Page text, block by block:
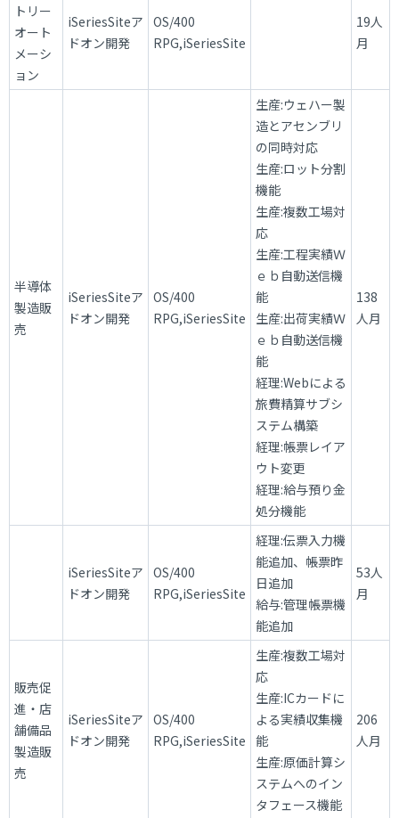
トリー
オート
メーシ
ョン
iSeriesSiteア
ドオン開発
OS/400
RPG,iSeriesSite
19人
月
半導体
製造販
売
iSeriesSiteア
ドオン開発
OS/400
RPG,iSeriesSite
生産:ウェハー製
造とアセンブリ
の同時対応
生産:ロット分割
機能
生産:複数工場対
応
生産:工程実績Ｗ
ｅｂ自動送信機
能
生産:出荷実績Ｗ
ｅｂ自動送信機
能
経理:Webによる
旅費精算サブシ
ステム構築
経理:帳票レイア
ウト変更
経理:給与預り金
処分機能
138
人月
iSeriesSiteア
ドオン開発
OS/400
RPG,iSeriesSite
経理:伝票入力機
能追加、帳票昨
日追加
給与:管理帳票機
能追加
53人
月
販売促
進・店
舗備品
製造販
売
iSeriesSiteア
ドオン開発
OS/400
RPG,iSeriesSite
生産:複数工場対
応
生産:ICカードに
よる実績収集機
能
生産:原価計算シ
ステムへのイン
タフェース機能
206
人月